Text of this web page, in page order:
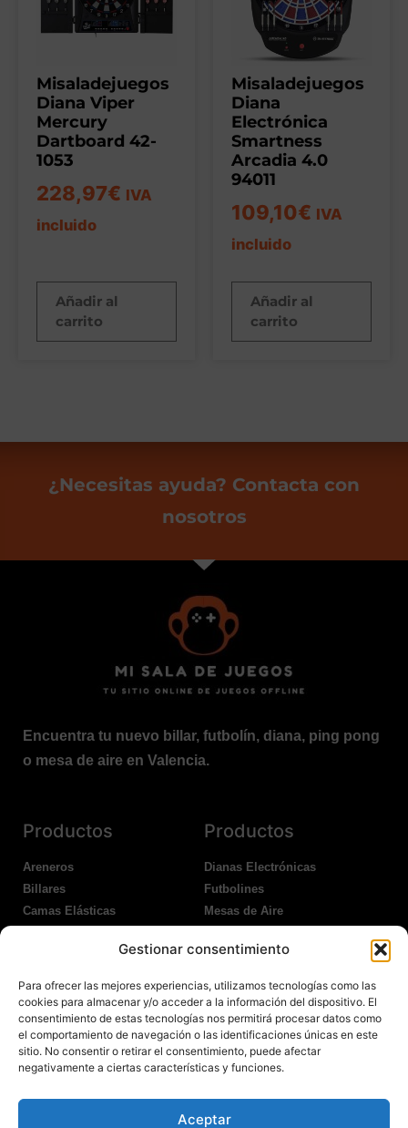
Gestionar consentimiento
Para ofrecer las mejores experiencias, utilizamos tecnologías como las
cookies para almacenar y/o acceder a la información del dispositivo. El
consentimiento de estas tecnologías nos permitirá procesar datos como
el comportamiento de navegación o las identificaciones únicas en este
sitio. No consentir o retirar el consentimiento, puede afectar
negativamente a ciertas características y funciones.
Aceptar
Misaladejuegos
Diana Viper
Mercury
Dartboard 42-
1053
228,97€ IVA
incluido
Añadir al
carrito
Misaladejuegos
Diana
Electrónica
Smartness
Arcadia 4.0
94011
109,10€ IVA
incluido
Añadir al
carrito
¿Necesitas ayuda? Contacta con
nosotros
Encuentra tu nuevo billar, futbolín, diana, ping pong
o mesa de aire en Valencia.
Productos
Areneros
Billares
Camas Elásticas
Productos
Dianas Electrónicas
Futbolines
Mesas de Aire
Ping Pong Exterior
Nosotros
Atención al Cliente
Garantías
Contacto
Política Devoluciones
Legales
Aviso Legal
Política de Privacidad
Política de Cookies
Polítíca de RRSS